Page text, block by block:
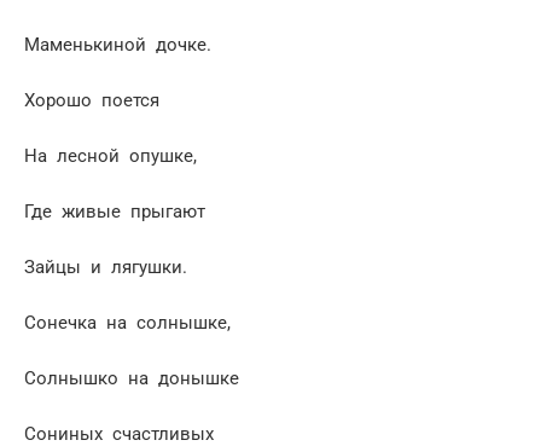
Маменькиной дочке.
Хорошо поется
На лесной опушке,
Где живые прыгают
Зайцы и лягушки.
Сонечка на солнышке,
Солнышко на донышке
Сониных счастливых